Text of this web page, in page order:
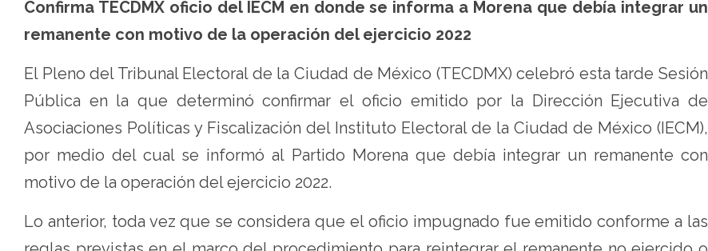
Confirma TECDMX oficio del IECM en donde se informa a Morena que debía integrar un
remanente con motivo de la operación del ejercicio 2022
El Pleno del Tribunal Electoral de la Ciudad de México (TECDMX) celebró esta tarde Sesión
Pública en la que determinó confirmar el oficio emitido por la Dirección Ejecutiva de
Asociaciones Políticas y Fiscalización del Instituto Electoral de la Ciudad de México (IECM),
por medio del cual se informó al Partido Morena que debía integrar un remanente con
motivo de la operación del ejercicio 2022.
Lo anterior, toda vez que se considera que el oficio impugnado fue emitido conforme a las